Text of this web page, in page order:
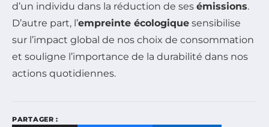
d’un individu dans la réduction de ses émissions.
D’autre part, l’empreinte écologique sensibilise
sur l’impact global de nos choix de consommation
et souligne l’importance de la durabilité dans nos
actions quotidiennes.
PARTAGER :